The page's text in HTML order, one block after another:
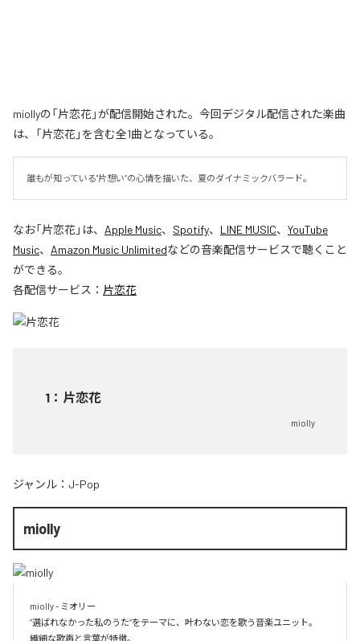
miollyの「片恋花」が配信開始された。今回デジタル配信された楽曲
は、「片恋花」を含む全1曲となっている。
誰もが知っている"片想い”の心情を描いた、夏のダイナミックバラード。
なお「片恋花」は、 Apple Music、 Spotify、 LINE MUSIC、 YouTube
Music、 Amazon Music Unlimitedなどの音楽配信サービスで聴くこと
ができる。
各配信サービス： 片恋花
1 ： 片恋花
miolly
ジャンル： J-Pop
miolly
miolly - ミオリー
”選ばれなかった私のうた”をテーマに、叶わない恋を歌う音楽ユニット。